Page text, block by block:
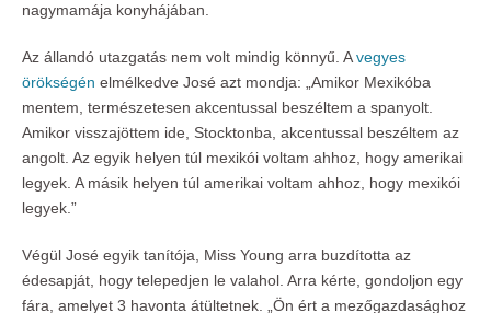
nagymamája konyhájában.
Az állandó utazgatás nem volt mindig könnyű. Avegyes
örökségén elmélkedve José azt mondja: „Amikor Mexikóba
mentem, természetesen akcentussal beszéltem a spanyolt.
Amikor visszajöttem ide, Stocktonba, akcentussal beszéltem az
angolt. Az egyik helyen túl mexikói voltam ahhoz, hogy amerikai
legyek. A másik helyen túl amerikai voltam ahhoz, hogy mexikói
legyek.”
Végül José egyik tanítója, Miss Young arra buzdította az
édesapját, hogy telepedjen le valahol. Arra kérte, gondoljon egy
fára, amelyet 3 havonta átültetnek. „Ön ért a mezőgazdasághoz